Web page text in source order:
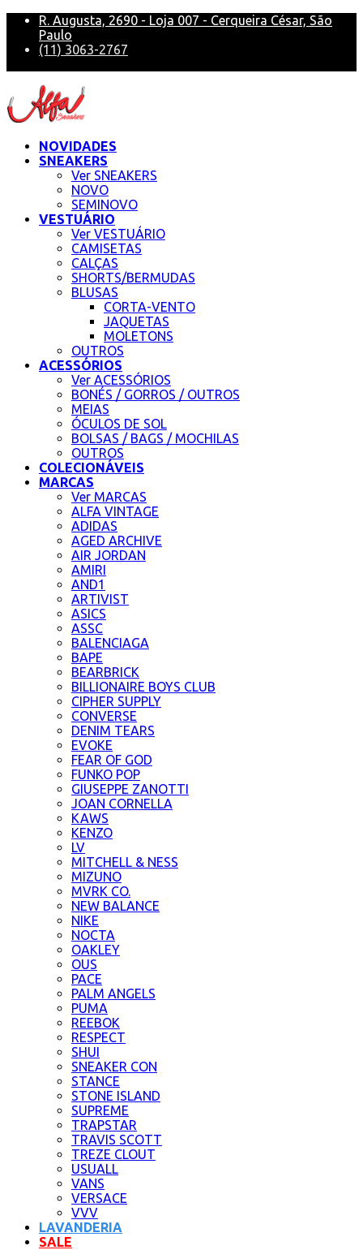
R. Augusta, 2690 - Loja 007 - Cerqueira César, São
Paulo
(11) 3063-2767
NOVIDADES
SNEAKERS
Ver SNEAKERS
NOVO
SEMINOVO
VESTUÁRIO
Ver VESTUÁRIO
CAMISETAS
CALÇAS
SHORTS/BERMUDAS
BLUSAS
CORTA-VENTO
JAQUETAS
MOLETONS
OUTROS
ACESSÓRIOS
Ver ACESSÓRIOS
BONÉS / GORROS / OUTROS
MEIAS
ÓCULOS DE SOL
BOLSAS / BAGS / MOCHILAS
OUTROS
COLECIONÁVEIS
MARCAS
Ver MARCAS
ALFA VINTAGE
ADIDAS
AGED ARCHIVE
AIR JORDAN
AMIRI
AND1
ARTIVIST
ASICS
ASSC
BALENCIAGA
BAPE
BEARBRICK
BILLIONAIRE BOYS CLUB
CIPHER SUPPLY
CONVERSE
DENIM TEARS
EVOKE
FEAR OF GOD
FUNKO POP
GIUSEPPE ZANOTTI
JOAN CORNELLA
KAWS
KENZO
LV
MITCHELL & NESS
MIZUNO
MVRK CO.
NEW BALANCE
NIKE
NOCTA
OAKLEY
OUS
PACE
PALM ANGELS
PUMA
REEBOK
RESPECT
SHUI
SNEAKER CON
STANCE
STONE ISLAND
SUPREME
TRAPSTAR
TRAVIS SCOTT
TREZE CLOUT
USUALL
VANS
VERSACE
VVV
LAVANDERIA
SALE